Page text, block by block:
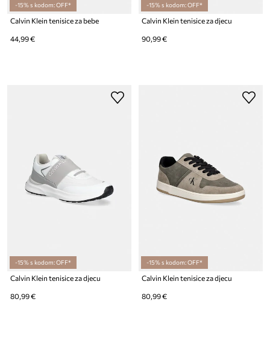
-15% s kodom: OFF*
Calvin Klein tenisice za bebe
44,99 €
-15% s kodom: OFF*
Calvin Klein tenisice za djecu
90,99 €
-15% s kodom: OFF*
Calvin Klein tenisice za djecu
80,99 €
-15% s kodom: OFF*
Calvin Klein tenisice za djecu
80,99 €